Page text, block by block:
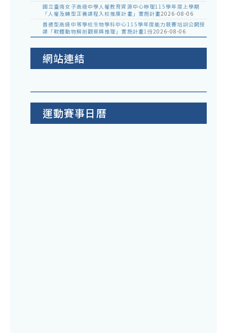
國立臺南女子高級中學人權教育資源中心辦理115學年度上學期
「人權及轉型正義課程入校推廣計畫」實施計畫2026-08-06
普通型高級中等學校生物學科中心115學年度能力競賽培訓公開授
課「軟體動物解剖觀察與推理」實施計畫1份2026-08-06
網站連結
運動賽事日曆